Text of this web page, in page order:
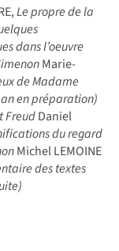
Le propre de la
dans l’oeuvre
Marie-
de Madame
en préparation)
FreudDaniel
du regard
Michel LEMOINE
des textes